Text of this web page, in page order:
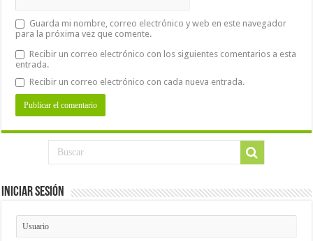
Guarda mi nombre, correo electrónico y web en este navegador
para la próxima vez que comente.
Recibir un correo electrónico con los siguientes comentarios a esta
entrada.
Recibir un correo electrónico con cada nueva entrada.
Iniciar Sesión